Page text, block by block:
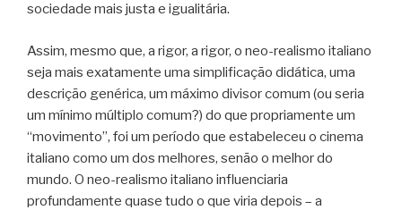
sociedade mais justa e igualitária.
Assim, mesmo que, a rigor, a rigor, o neo-realismo italiano
seja mais exatamente uma simplificação didática, uma
descrição genérica, um máximo divisor comum (ou seria
um mínimo múltiplo comum?) do que propriamente um
“movimento”, foi um período que estabeleceu o cinema
italiano como um dos melhores, senão o melhor do
mundo. O neo-realismo italiano influenciaria
profundamente quase tudo o que viria depois – a